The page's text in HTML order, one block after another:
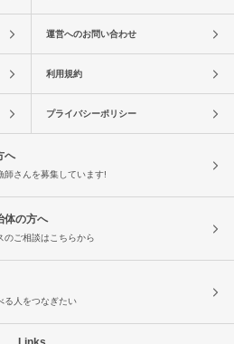
運営へのお問い合わせ
利用規約
プライバシーポリシー
へ
師さんを募集しています!
体の方へ
のご相談はこちらから
る人をつなぎたい